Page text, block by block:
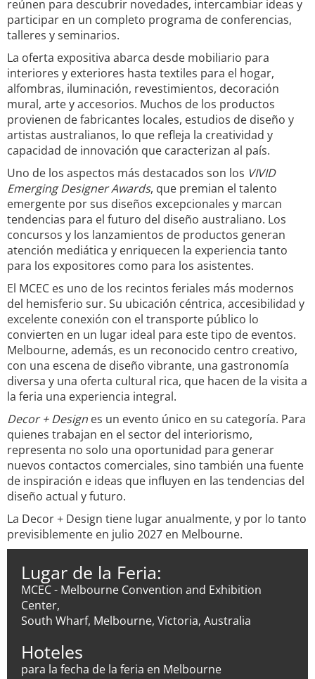
reúnen para descubrir novedades, intercambiar ideas y
participar en un completo programa de conferencias,
talleres y seminarios.
La oferta expositiva abarca desde mobiliario para
interiores y exteriores hasta textiles para el hogar,
alfombras, iluminación, revestimientos, decoración
mural, arte y accesorios. Muchos de los productos
provienen de fabricantes locales, estudios de diseño y
artistas australianos, lo que refleja la creatividad y
capacidad de innovación que caracterizan al país.
Uno de los aspectos más destacados son los VIVID
Emerging Designer Awards, que premian el talento
emergente por sus diseños excepcionales y marcan
tendencias para el futuro del diseño australiano. Los
concursos y los lanzamientos de productos generan
atención mediática y enriquecen la experiencia tanto
para los expositores como para los asistentes.
El MCEC es uno de los recintos feriales más modernos
del hemisferio sur. Su ubicación céntrica, accesibilidad y
excelente conexión con el transporte público lo
convierten en un lugar ideal para este tipo de eventos.
Melbourne, además, es un reconocido centro creativo,
con una escena de diseño vibrante, una gastronomía
diversa y una oferta cultural rica, que hacen de la visita a
la feria una experiencia integral.
Decor + Design es un evento único en su categoría. Para
quienes trabajan en el sector del interiorismo,
representa no solo una oportunidad para generar
nuevos contactos comerciales, sino también una fuente
de inspiración e ideas que influyen en las tendencias del
diseño actual y futuro.
La Decor + Design tiene lugar anualmente, y por lo tanto
previsiblemente en julio 2027 en Melbourne.
Lugar de la Feria:
MCEC - Melbourne Convention and Exhibition
Center,
South Wharf, Melbourne, Victoria, Australia
Hoteles
para la fecha de la feria en Melbourne